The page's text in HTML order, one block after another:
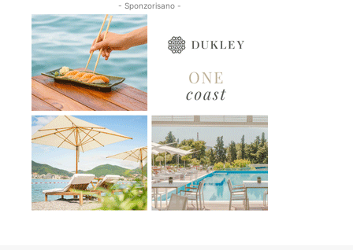
- Sponzorisano -